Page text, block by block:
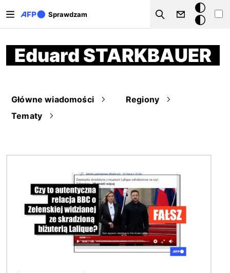
Sprawdzam
Szukaj
Tryb
ciemny
Eduard STARKBAUER
Główne wiadomości
Regiony
Tematy